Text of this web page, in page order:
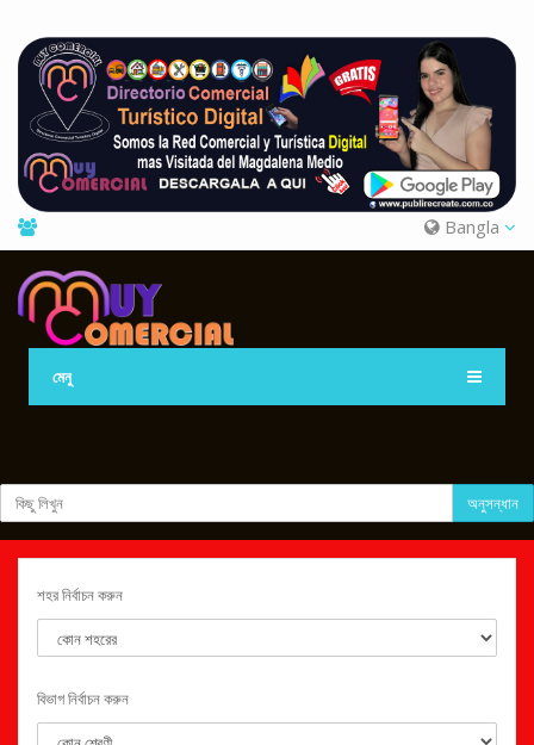
Bangla
মেনু
অনুসন্ধান
শহর নির্বাচন করুন
বিভাগ নির্বাচন করুন